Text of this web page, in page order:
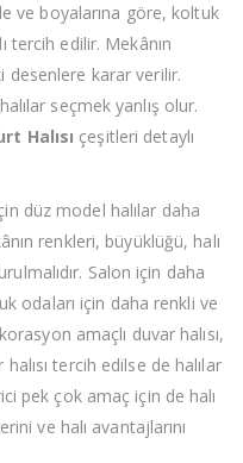
ve boyalarına göre, koltuk
tercih edilir. Mekânın
desenlere karar verilir.
seçmek yanlış olur.
Halısı çeşitleri detaylı
düz model halılar daha
renkleri, büyüklüğü, halı
Salon için daha
odaları için daha renkli ve
amaçlı duvar halısı,
tercih edilse de halılar
pek çok amaç için de halı
ve halı avantajlarını